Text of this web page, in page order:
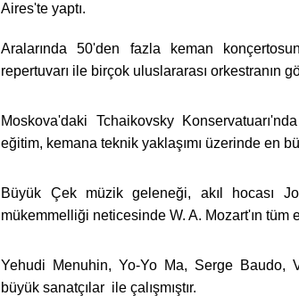
Aires'te yaptı.
Aralarında 50'den fazla keman
repertuvarı ile birçok uluslararası orkestranın
Moskova'daki Tchaikovsky
eğitim, kemana teknik yaklaşımı üzerinde en
Büyük Çek müzik geleneği, akıl hocası
mükemmelliği neticesinde W. A. Mozart'ın tüm
Yehudi Menuhin, Yo-Yo Ma, Serge Baudo,
büyük sanatçılar ile çalışmıştır.